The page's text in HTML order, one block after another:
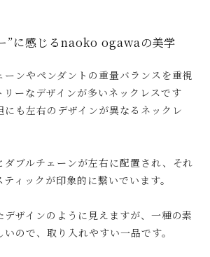
”に感じるnaoko ogawaの美学
ンやペンダントの重量バランスを重視
リーなデザインが多いネックレスです
にも左右のデザインが異なるネックレ
ダブルチェーンが左右に配置され、それ
ィックが印象的に繋いでいます。
ザインのように見えますが、一種の素
ので、取り入れやすい一品です。